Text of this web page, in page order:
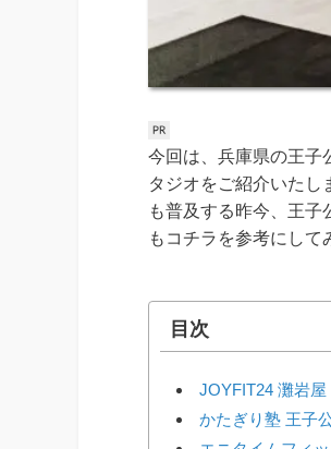
今回は、兵庫県の王子
タジオをご紹介いたし
も普及する昨今、王
もコチラを参考にして
目次
JOYFIT24 灘岩屋
かたぎり塾 王子